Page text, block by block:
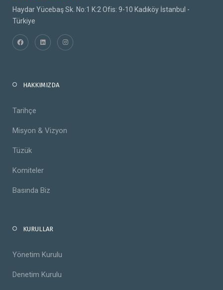
Haydar Yücebaş Sk. No:1 K:2 Ofis: 9-10 Kadıköy İstanbul -
Türkiye
HAKKIMIZDA
Tarihçe
Misyon & Vizyon
Tüzük
Komiteler
Basında Biz
KURULLAR
Yönetim Kurulu
Denetim Kurulu